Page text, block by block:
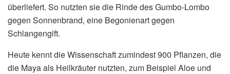
überliefert. So nutzten sie die Rinde des Gumbo-Lombo
gegen Sonnenbrand, eine Begonienart gegen
Schlangengift.
Heute kennt die Wissenschaft zumindest 900 Pflanzen, die
die Maya als Heilkräuter nutzten, zum Beispiel Aloe und